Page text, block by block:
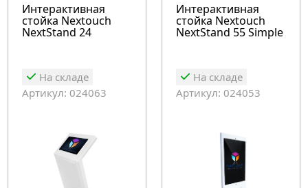
Интерактивная
стойка Nextouch
NextStand 24
На складе
Артикул: 024063
Интерактивная
стойка Nextouch
NextStand 55 Simple
На складе
Артикул: 024053